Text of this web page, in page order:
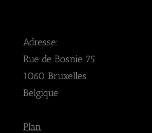
Adresse:
Rue de Bosnie 75
1060 Bruxelles
Belgique
Plan